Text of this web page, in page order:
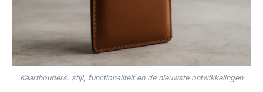
Kaarthouders: stijl, functionaliteit en de nieuwste ontwikkelingen